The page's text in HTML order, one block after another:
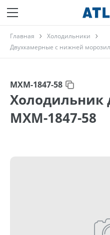
Главная
Холодильники
Двухкамерные с нижней
МХМ-1847-58
Холодильник
МХМ-1847-58